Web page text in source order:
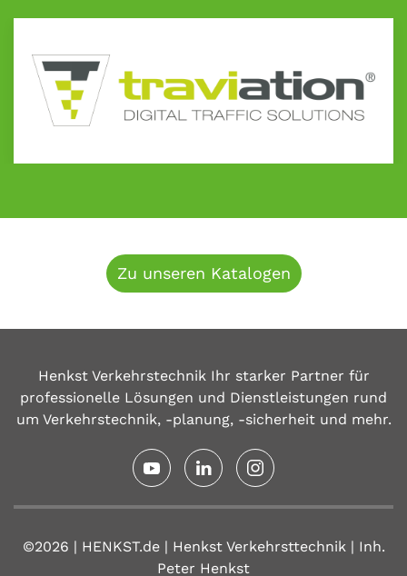
Zu unseren Katalogen
Henkst Verkehrstechnik Ihr starker Partner für
professionelle Lösungen und Dienstleistungen rund
um Verkehrstechnik, -planung, -sicherheit und mehr.
©2026 | HENKST.de | Henkst Verkehrsttechnik | Inh.
Peter Henkst